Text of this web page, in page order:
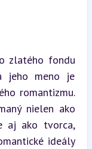
zlatého fondu
jeho meno je
romantizmu.
nielen ako
aj ako tvorca,
ideály